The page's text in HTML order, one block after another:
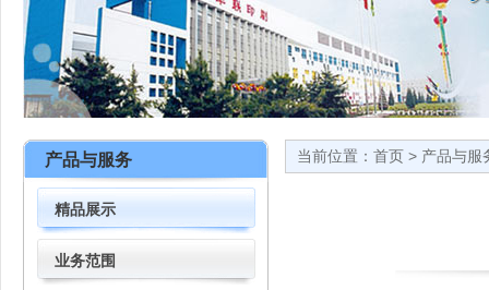
产品与服务
精品展示
业务范围
当前位置： 首页 > 产品与服